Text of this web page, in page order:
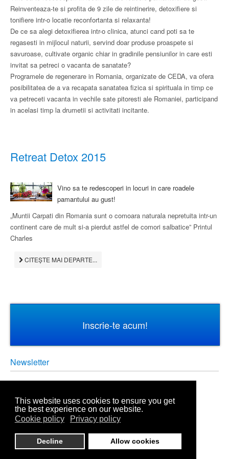
This website uses cookies to ensure you get
the best experience on our website.
Cookie policy
Privacy policy
Decline Allow cookies
Reinventeaza-te si profita de 9 zile de reintinerire, detoxifiere si
tonifiere intr-o locatie reconfortanta si relaxanta!
De ce sa alegi detoxifierea intr-o clinica, atunci cand poti sa te
regasesti in mijlocul naturii, servind ​doar ​produse proaspete si
savuroase, cultivate organic chiar in gradinile pensiunilor in care esti
invitat sa petreci o vacanta de sanatate?
Programele de regenerare in Romania, organizate de CEDA, va ofera
posibilitatea de a va recapata sanatatea fizica si spirituala in timp ce
va petreceti vacanta in vechile sate pitoresti ale Romaniei, participand
in acelasi timp la drumetii si activitati incitante.
Retreat Detox 2015
Vino sa te redescoperi in locuri in care roadele
pamantului au gust!
„Muntii Carpati din Romania sunt o comoara naturala nepretuita intr-un
continent care de mult si-a pierdut astfel de comori salbatice” Printul
Charles
CITEȘTE MAI DEPARTE...
Inscrie-te acum!
Newsletter